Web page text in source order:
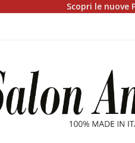
Scopri le nuove